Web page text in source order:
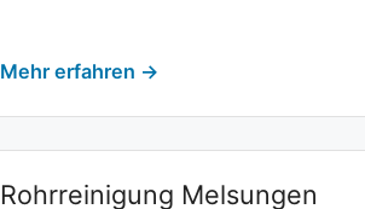
Mehr erfahren →
Rohrreinigung Melsungen